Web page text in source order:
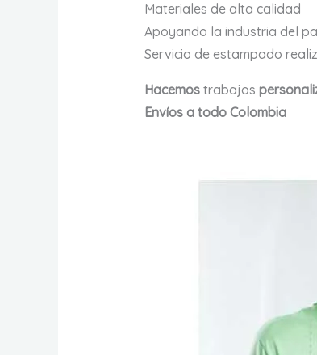
Materiales de alta calidad
Apoyando la industria del
Servicio de estampado
Hacemostrabajos
Envíos a todo Colombia